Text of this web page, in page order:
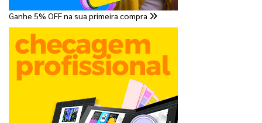
Ganhe 5% OFF na sua primeira compra